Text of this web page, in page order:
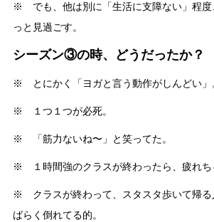
※ でも、他は別に「生活に支障ない」程度
っと見過ごす。
シーズン③の時、どうだったか？
※ とにかく「ヨガと言う動作がしんどい」
※ １つ１つが必死。
※ 「筋力ないね〜」と笑ってた。
※ １時間強のクラスが終わったら、疲れち
※ クラスが終わって、スタスタ歩いて帰る
ばらく倒れてる的。